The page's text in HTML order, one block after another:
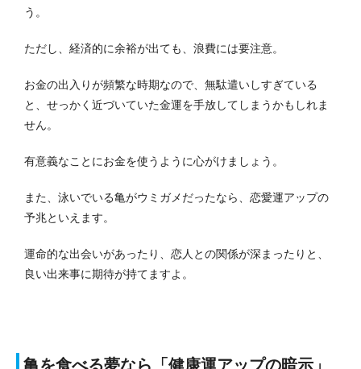
う。
ただし、経済的に余裕が出ても、浪費には要注意。
お金の出入りが頻繁な時期なので、無駄遣いしすぎている
と、せっかく近づいていた金運を手放してしまうかもしれま
せん。
有意義なことにお金を使うように心がけましょう。
また、泳いでいる亀がウミガメだったなら、恋愛運アップの
予兆といえます。
運命的な出会いがあったり、恋人との関係が深まったりと、
良い出来事に期待が持てますよ。
亀を食べる夢なら「健康運アップの暗示」